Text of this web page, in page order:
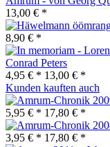
13,00 € *
8,90 € *
Conrad Peters
4,95 € * 13,00 € *
Kunden kauften auch
5,95 € * 17,80 € *
3,95 € * 17,80 € *